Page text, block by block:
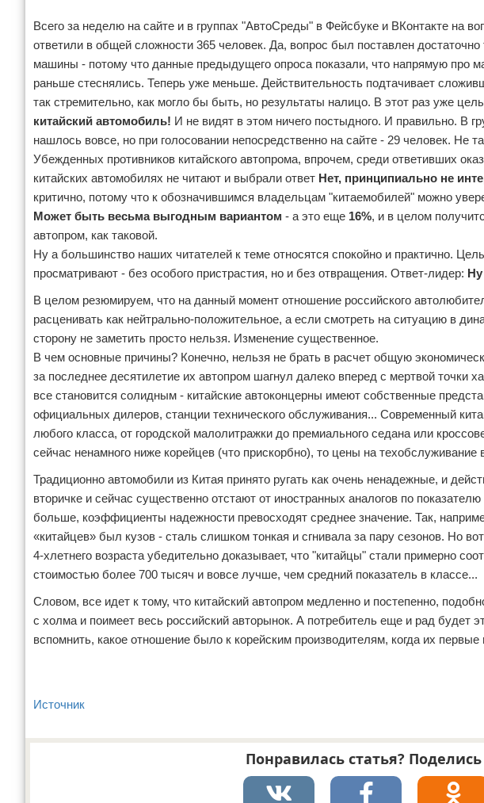
Всего за неделю на сайте и в группах "АвтоСреды" в Фейсбуке и ВКонтакте на
ответили в общей сложности 365 человек. Да, вопрос был поставлен
машины - потому что данные предыдущего опроса показали, что напрямую про
раньше стеснялись. Теперь уже меньше. Действительность подтачивает
так стремительно, как могло бы быть, но результаты налицо. В этот раз уже
китайский автомобиль! И не видят в этом ничего постыдного. И правильно. В
нашлось вовсе, но при голосовании непосредственно на сайте - 29 человек. Не
Убежденных противников китайского автопрома, впрочем, среди ответивших
китайских автомобилях не читают и выбрали ответ Нет, принципиально не
критично, потому что к обозначившимся владельцам "китаемобилей" можно
Может быть весьма выгодным вариантом - а это еще 16%, и в целом
автопром, как таковой.
Ну а большинство наших читателей к теме относятся спокойно и практично.
просматривают - без особого пристрастия, но и без отвращения. Ответ-лидер: Ну
В целом резюмируем, что на данный момент отношение российского
расценивать как нейтрально-положительное, а если смотреть на ситуацию в
сторону не заметить просто нельзя. Изменение существенное.
В чем основные причины? Конечно, нельзя не брать в расчет общую
за последнее десятилетие их автопром шагнул далеко вперед с мертвой точки
все становится солидным - китайские автоконцерны имеют собственные
официальных дилеров, станции технического обслуживания... Современный
любого класса, от городской малолитражки до премиального седана или
сейчас ненамного ниже корейцев (что прискорбно), то цены на техобслуживание
Традиционно автомобили из Китая принято ругать как очень ненадежные, и
вторичке и сейчас существенно отстают от иностранных аналогов по
больше, коэффициенты надежности превосходят среднее значение. Так,
«китайцев» был кузов - сталь слишком тонкая и сгнивала за пару сезонов. Но
4-хлетнего возраста убедительно доказывает, что "китайцы" стали примерно
стоимостью более 700 тысяч и вовсе лучше, чем средний показатель в классе...
Словом, все идет к тому, что китайский автопром медленно и постепенно,
с холма и поимеет весь российский авторынок. А потребитель еще и рад будет
вспомнить, какое отношение было к корейским производителям, когда их
Источник
Понравилась статья?